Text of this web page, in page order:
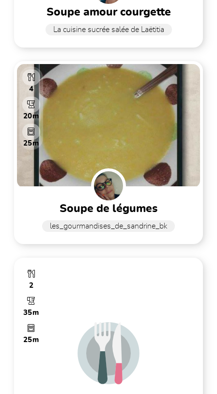
soupe amour courgette
La cuisine sucrée salée de Laëtitia
4
20m
25m
soupe de légumes
les_gourmandises_de_sandrine_bk
2
35m
25m